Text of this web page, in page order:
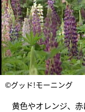
©グッド!モーニング
黄色やオレンジ、